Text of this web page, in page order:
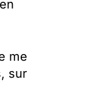
me
sur